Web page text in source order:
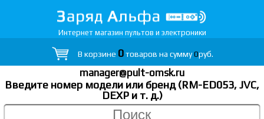
Интернет магазин пультов и электроники
В корзине 0товаров на сумму0руб.
manager@pult-omsk.ru
Введите номер модели или бренд (RM-ED053, JVC,
DEXP и т. д.)